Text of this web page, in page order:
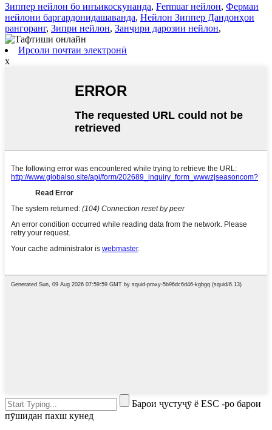
Зиппер нейлон бо инъикоскунанда, Fermuar нейлон, Фермаи
нейлони баргардонидашаванда, Нейлон Зиппер Дандонҳои
рангоранг, Зипри нейлон, Занҷири дарозии нейлон,
Ирсоли почтаи электронӣ
x
Барои ҷустуҷӯ ё ESC -ро барои
пӯшидан пахш кунед